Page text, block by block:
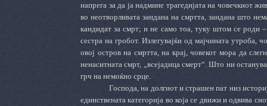
напрега за да ја надмине трагедијата на човечкиот
во неотворливата зандана на смртта, зандана што
кандидат за смрт; и не само тоа, туку штом се роди
сестра на гробот. Излегувајќи од мајчината утроба,
овој остров на смртта, на крај, човекот мора да
ненаситната смрт, „всејадица смерт“. Што ни
грч на немоќно срце.
Господа, на долгиот и страшен пат низ
единствената категорија во која се движи и одвива